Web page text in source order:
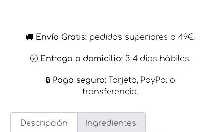
🚚 Envío Gratis:pedidos superiores a 49€.
🕖 Entrega a domicilio:3-4 días hábiles.
🔒​ Pago seguro:Tarjeta, PayPal o
transferencia.
Descripción Ingredientes